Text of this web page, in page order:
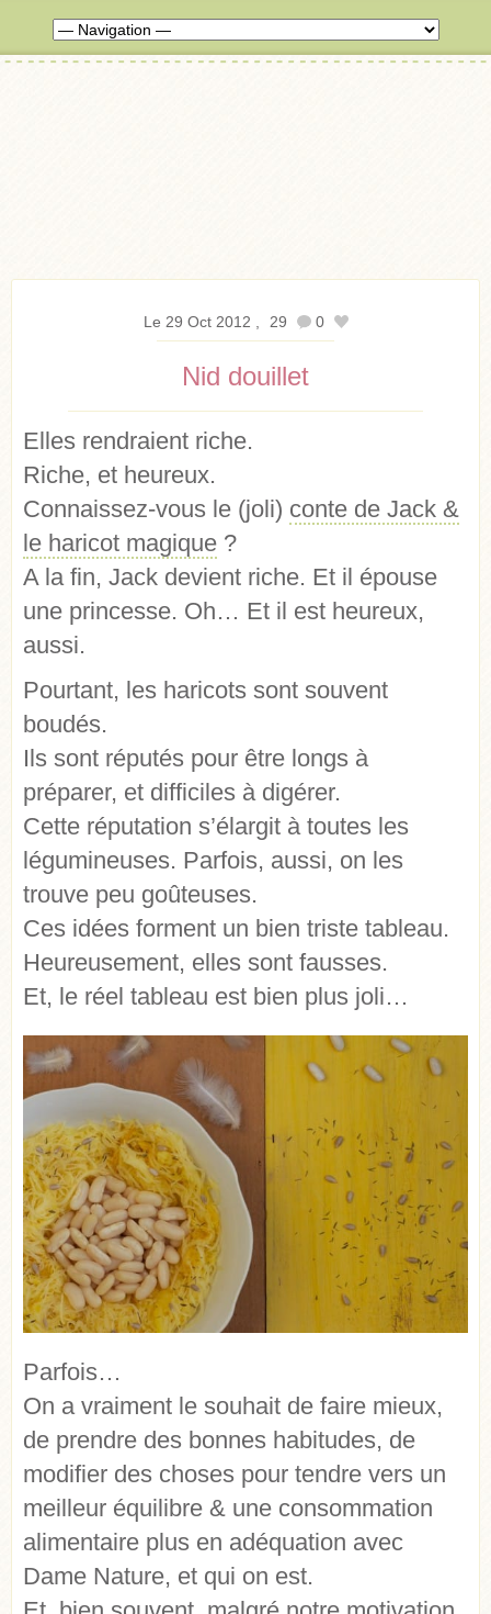
Le 29 Oct 2012 29 0
Nid douillet
Elles rendraient riche.
Riche, et heureux.
Connaissez-vous le (joli) conte de Jack &
le haricot magique ?
A la fin, Jack devient riche. Et il épouse
une princesse. Oh… Et il est heureux,
aussi.
Pourtant, les haricots sont souvent
boudés.
Ils sont réputés pour être longs à
préparer, et difficiles à digérer.
Cette réputation s’élargit à toutes les
légumineuses. Parfois, aussi, on les
trouve peu goûteuses.
Ces idées forment un bien triste tableau.
Heureusement, elles sont fausses.
Et, le réel tableau est bien plus joli…
Parfois…
On a vraiment le souhait de faire mieux,
de prendre des bonnes habitudes, de
modifier des choses pour tendre vers un
meilleur équilibre & une consommation
alimentaire plus en adéquation avec
Dame Nature, et qui on est.